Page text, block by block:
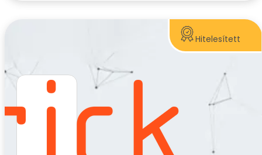
Hitelesített